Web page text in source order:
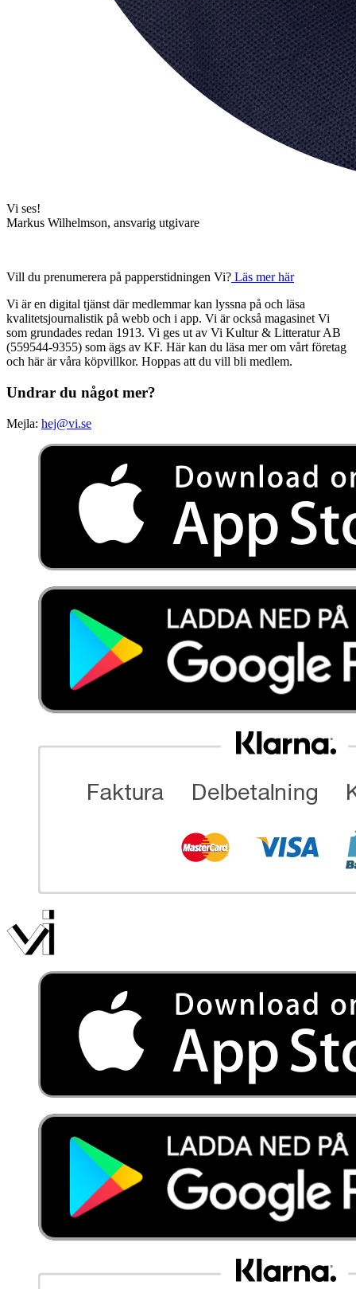
Vi ses!
Markus Wilhelmson, ansvarig utgivare
Vill du prenumerera på papperstidningen Vi? Läs mer här
Vi är en digital tjänst där medlemmar kan lyssna på och läsa
kvalitetsjournalistik på webb och i app. Vi är också magasinet Vi
som grundades redan 1913. Vi ges ut av Vi Kultur & Litteratur AB
(559544-9355) som ägs av KF. Här kan du läsa mer om vårt företag
och här är våra köpvillkor. Hoppas att du vill bli medlem.
Undrar du något mer?
Mejla: hej@vi.se